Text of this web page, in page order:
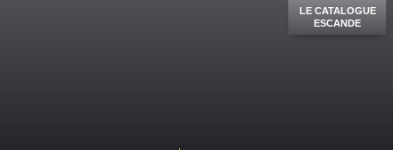
LE CATALOGUE
ESCANDE